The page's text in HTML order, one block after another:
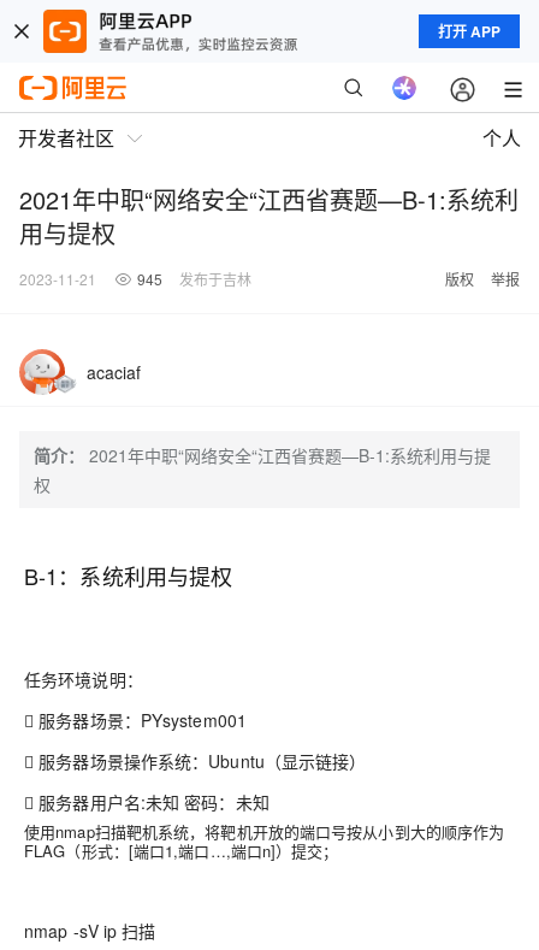
打开 APP
开发者社区 个人
2021年中职“网络安全“江西省赛题—B-1:系统利
用与提权
2023-11-21 945 发布于吉林 版权 举报
acaciaf
简介：
2021年中职“网络安全“江西省赛题—B-1:系统利用与提
权
B-1：系统利用与提权
任务环境说明：
 服务器场景：PYsystem001
 服务器场景操作系统：Ubuntu（显示链接）
 服务器用户名:未知 密码：未知
使用nmap扫描靶机系统，将靶机开放的端口号按从小到大的顺序作为
FLAG（形式：[端口1,端口…,端口n]）提交；
nmap -sV ip 扫描